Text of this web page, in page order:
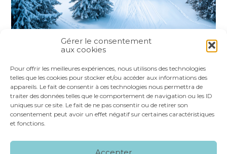
Gérer le consentement
aux cookies
Pour offrir les meilleures expériences, nous utilisons des technologies
telles que les cookies pour stocker et/ou accéder aux informations des
appareils. Le fait de consentir à ces technologies nous permettra de
traiter des données telles que le comportement de navigation ou les ID
uniques sur ce site. Le fait de ne pas consentir ou de retirer son
consentement peut avoir un effet négatif sur certaines caractéristiques
et fonctions.
Accepter
FaceBook
TwitterLinkedIn
Footer
NOS SERVICES